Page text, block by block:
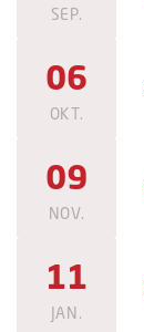
SEP.
06
OKT.
09
NOV.
11
JAN.